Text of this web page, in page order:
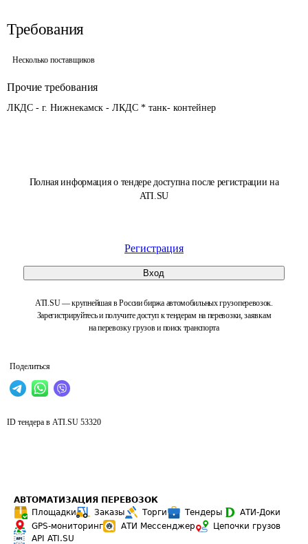
Полная информация о тендере доступна после регистрации на
ATI.SU
Регистрация
Вход
ATI.SU — крупнейшая в России биржа автомобильных грузоперевозок.
Зарегистрируйтесь и получите доступ к тендерам на перевозки, заявкам
на перевозку грузов и поиск транспорта
Поделиться
Требования
Несколько поставщиков
Прочие требования
ЛКДС - г. Нижнекамск - ЛКДС * танк- контейнер
ID тендера в ATI.SU 53320
АВТОМАТИЗАЦИЯ ПЕРЕВОЗОК
Площадки
Заказы Торги Тендеры
АТИ-Доки
GPS-мониторинг
АТИ Мессенджер
Цепочки грузов
API ATI.SU